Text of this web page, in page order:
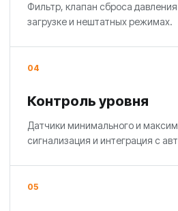
Фильтр, клапан сброса
загрузке и нештатных режимах.
04
Контроль уровня
Датчики минимального и
сигнализация и интеграция с
05